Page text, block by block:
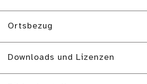
Ortsbezug
Downloads und Lizenzen